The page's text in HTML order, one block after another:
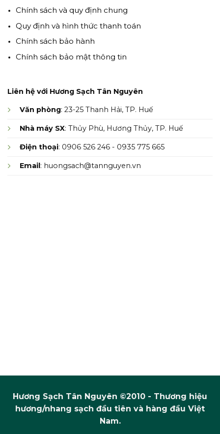
Chính sách và quy định chung
Quy định và hình thức thanh toán
Chính sách bảo hành
Chính sách bảo mật thông tin
Liên hệ với Hương Sạch Tân Nguyên
Văn phòng: 23-25 Thanh Hải, TP. Huế
Nhà máy SX: Thủy Phù, Hương Thủy, TP. Huế
Điện thoại: 0906 526 246 - 0935 775 665
Email: huongsach@tannguyen.vn
Hương Sạch Tân Nguyên ©2010 - Thương hiệu
hương/nhang sạch đầu tiên và hàng đầu Việt
Nam.